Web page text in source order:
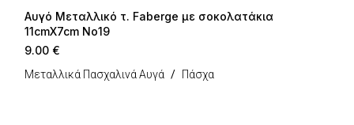
Αυγό Μεταλλικό τ. Faberge με σοκολατάκια
11cmX7cm Νο19
9.00 €
Μεταλλικά Πασχαλινά Αυγά Πάσχα